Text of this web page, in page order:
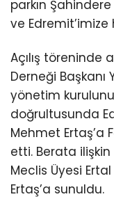
parkın
ve Edremit’imize
Açılış töreninde
Derneği Başkanı
yönetim
doğrultusunda
Mehmet Ertaş’a
etti. Berata
Meclis Üyesi
Ertaş’a sunuldu.